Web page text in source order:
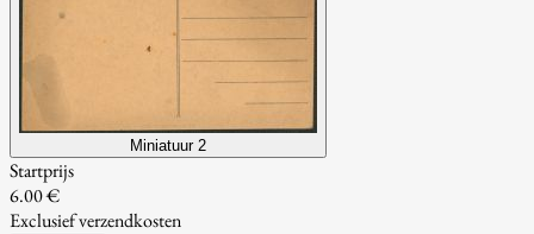
Miniatuur 2
Startprijs
6.00 €
Exclusief verzendkosten